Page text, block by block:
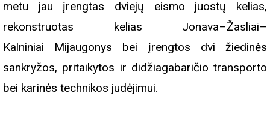
metu jau įrengtas dviejų eismo juostų kelias,
rekonstruotas kelias Jonava–Žasliai–
Kalniniai Mijaugonys bei įrengtos dvi žiedinės
sankryžos, pritaikytos ir didžiagabaričio transporto
bei karinės technikos judėjimui.